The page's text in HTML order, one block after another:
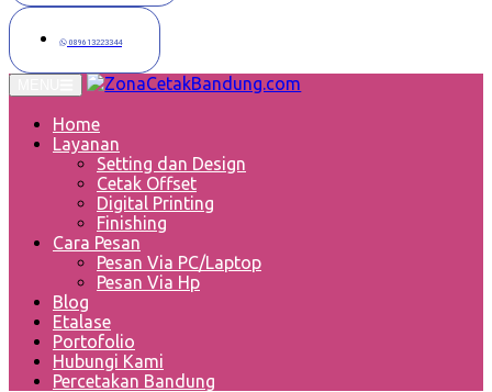
089613223344
Home
Layanan
Setting dan Design
Cetak Offset
Digital Printing
Finishing
Cara Pesan
Pesan Via PC/Laptop
Pesan Via Hp
Blog
Etalase
Portofolio
Hubungi Kami
Percetakan Bandung